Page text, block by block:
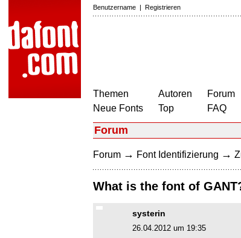
Benutzername | Registrieren
Themen
Neue Fonts
Autoren
Top
Forum
FAQ
Forum
Forum → Font Identifizierung →
What is the font of
systerin
26.04.2012 um 19:35